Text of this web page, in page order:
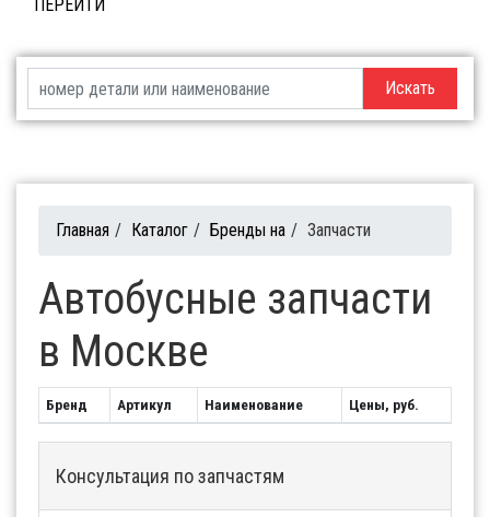
ПЕРЕЙТИ
Искать
Главная / Каталог / Бренды на / Запчасти
Автобусные запчасти
в Москве
Бренд Артикул Наименование Цены, руб.
Консультация по запчастям